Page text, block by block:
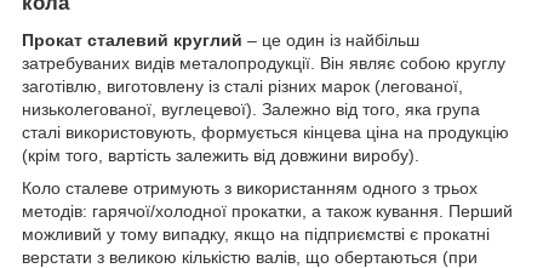
Прокат сталевий круглий – це один із найбільш
затребуваних видів металопродукції. Він являє собою круглу
заготівлю, виготовлену із сталі різних марок (легованої,
низьколегованої, вуглецевої). Залежно від того, яка група
сталі використовують, формується кінцева ціна на продукцію
(крім того, вартість залежить від довжини виробу).
Коло сталеве отримують з використанням одного з трьох
методів: гарячої/холодної прокатки, а також кування. Перший
можливий у тому випадку, якщо на підприємстві є прокатні
верстати з великою кількістю валів, що обертаються (при